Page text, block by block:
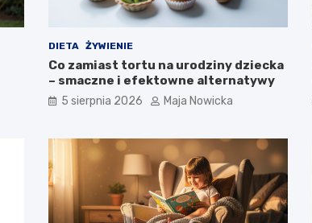
DIETA ŻYWIENIE
Co zamiast tortu na urodziny dziecka
– smaczne i efektowne alternatywy
5 sierpnia 2026 Maja Nowicka